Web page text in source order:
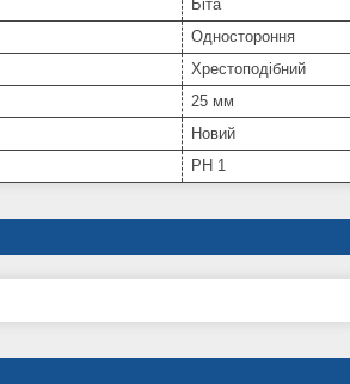
Біта
Одностороння
Хрестоподібний
25 мм
Новий
PH 1